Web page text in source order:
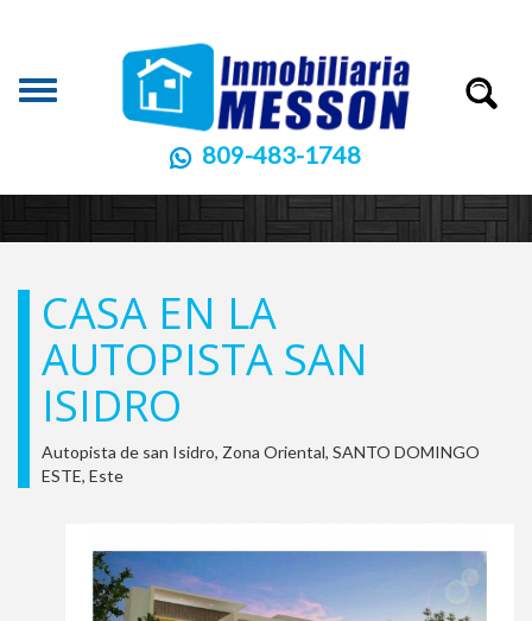
Toggle
809-483-1748
CASA EN LA
AUTOPISTA SAN
ISIDRO
Autopista de san Isidro, Zona Oriental, SANTO DOMINGO
ESTE, Este